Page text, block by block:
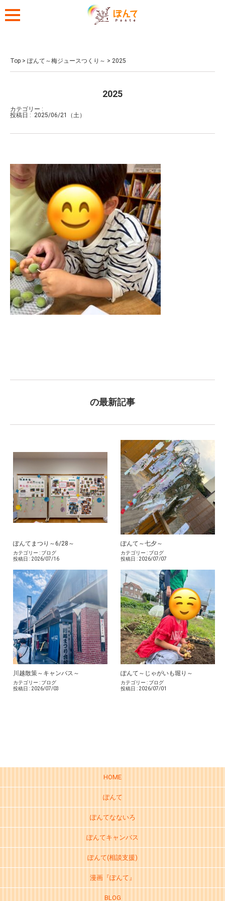
Top > ぽんて～梅ジュースつくり～ > 2025
2025
カテゴリー :
投稿日 : 2025/06/21（土）
の最新記事
ぽんてまつり～6/28～
カテゴリー : ブログ
投稿日 : 2026/07/16
ぽんて～七夕～
カテゴリー : ブログ
投稿日 : 2026/07/07
川越散策～キャンバス～
カテゴリー : ブログ
投稿日 : 2026/07/03
ぽんて～じゃがいも堀り～
カテゴリー : ブログ
投稿日 : 2026/07/01
HOME
ぽんて
ぽんてなないろ
ぽんてキャンバス
ぽんて(相談支援)
漫画『ぽんて』
BLOG